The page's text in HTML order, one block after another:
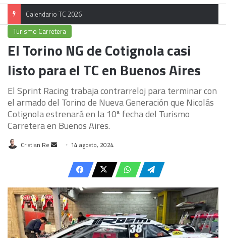
Calendario TC 2026
Turismo Carretera
El Torino NG de Cotignola casi
listo para el TC en Buenos Aires
El Sprint Racing trabaja contrarreloj para terminar con
el armado del Torino de Nueva Generación que Nicolás
Cotignola estrenará en la 10ª fecha del Turismo
Carretera en Buenos Aires.
Cristian Re
Send
email
14 agosto, 2024